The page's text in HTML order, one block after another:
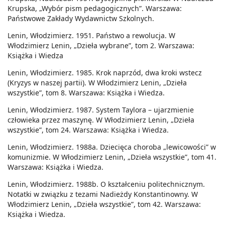
Krupska, „Wybór pism pedagogicznych”. Warszawa:
Państwowe Zakłady Wydawnictw Szkolnych.
Lenin, Włodzimierz. 1951. Państwo a rewolucja. W
Włodzimierz Lenin, „Dzieła wybrane”, tom 2. Warszawa:
Książka i Wiedza
Lenin, Włodzimierz. 1985. Krok naprzód, dwa kroki wstecz
(Kryzys w naszej partii). W Włodzimierz Lenin, „Dzieła
wszystkie”, tom 8. Warszawa: Książka i Wiedza.
Lenin, Włodzimierz. 1987. System Taylora – ujarzmienie
człowieka przez maszynę. W Włodzimierz Lenin, „Dzieła
wszystkie”, tom 24. Warszawa: Książka i Wiedza.
Lenin, Włodzimierz. 1988a. Dziecięca choroba „lewicowości” w
komunizmie. W Włodzimierz Lenin, „Dzieła wszystkie”, tom 41.
Warszawa: Książka i Wiedza.
Lenin, Włodzimierz. 1988b. O kształceniu politechnicznym.
Notatki w związku z tezami Nadieżdy Konstantinowny. W
Włodzimierz Lenin, „Dzieła wszystkie”, tom 42. Warszawa:
Książka i Wiedza.